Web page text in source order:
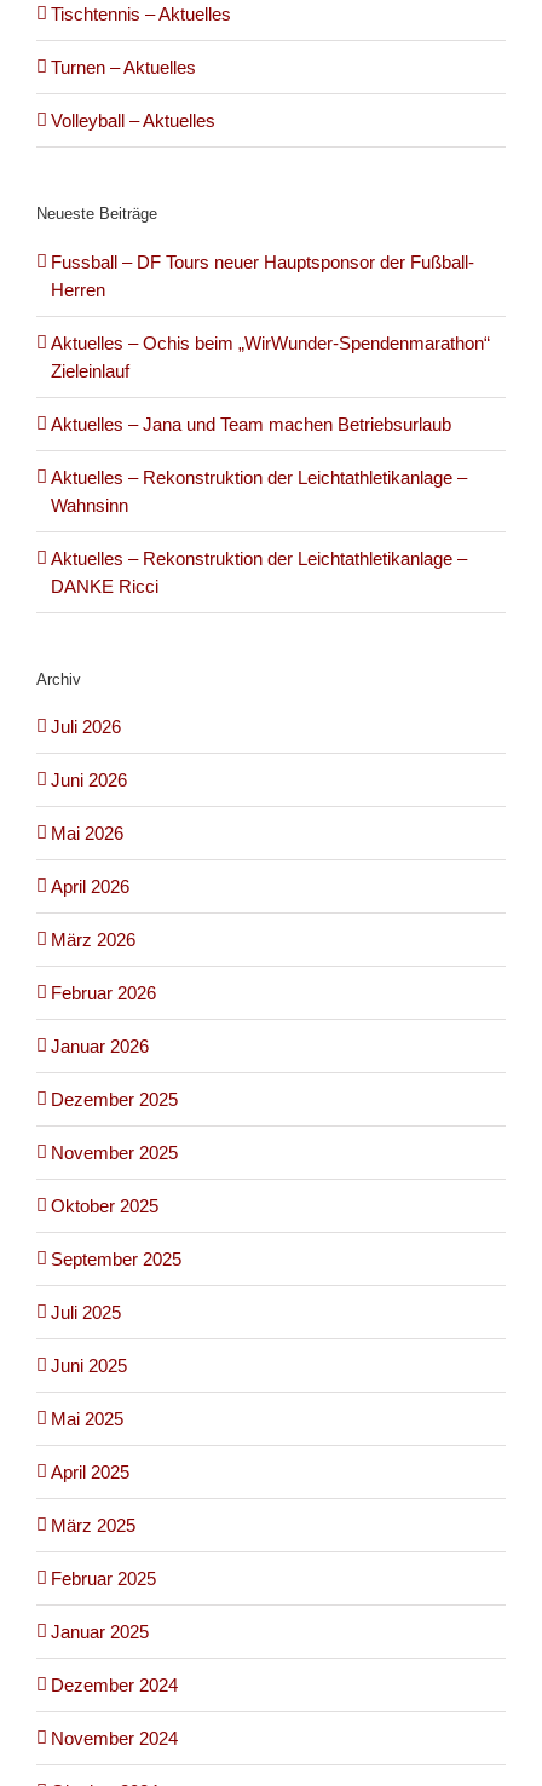
Tischtennis – Aktuelles
Turnen – Aktuelles
Volleyball – Aktuelles
Neueste Beiträge
Fussball – DF Tours neuer Hauptsponsor der Fußball-
Herren
Aktuelles – Ochis beim „WirWunder-Spendenmarathon“
Zieleinlauf
Aktuelles – Jana und Team machen Betriebsurlaub
Aktuelles – Rekonstruktion der Leichtathletikanlage –
Wahnsinn
Aktuelles – Rekonstruktion der Leichtathletikanlage –
DANKE Ricci
Archiv
Juli 2026
Juni 2026
Mai 2026
April 2026
März 2026
Februar 2026
Januar 2026
Dezember 2025
November 2025
Oktober 2025
September 2025
Juli 2025
Juni 2025
Mai 2025
April 2025
März 2025
Februar 2025
Januar 2025
Dezember 2024
November 2024